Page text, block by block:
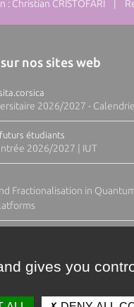
Christian CRISTOFARI |
nos sites web
2026/2027 -
étudiants
2026/2027 | IUT
Fractionalisation in
gives you